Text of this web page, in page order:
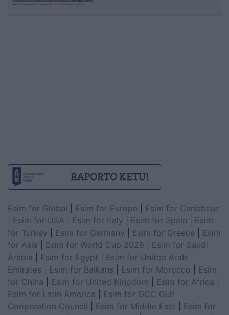
Esim for Global Esim for Europe
Esim for Caribbean
Esim for USA Esim for Italy Esim for Spain
Esim
for Turkey
Esim for Germany Esim for Greece
Esim
for Asia
Esim for World Cup 2026
Esim for Saudi
Arabia
Esim for Egypt
Esim for United Arab
Emirates
Esim for Balkans Esim for Morocco
Esim
for China
Esim for United Kingdom Esim for Africa
Esim for Latin America
Esim for GCC Gulf
Cooperation Council
Esim for Middle East
Esim for